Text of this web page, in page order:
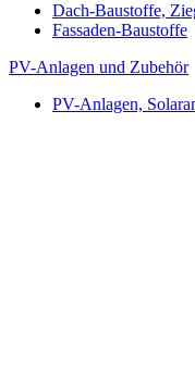
Dach-Baustoffe,
Fassaden-Baustoffe
PV-Anlagen und Zubehör
PV-Anlagen,